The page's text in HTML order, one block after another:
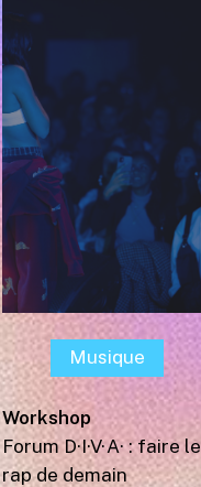
Musique
Workshop
Forum D·I·V·A· : faire le
rap de demain